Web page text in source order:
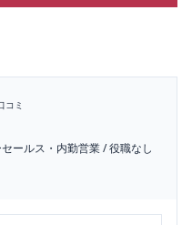
コミ
ールス・内勤営業/役職なし